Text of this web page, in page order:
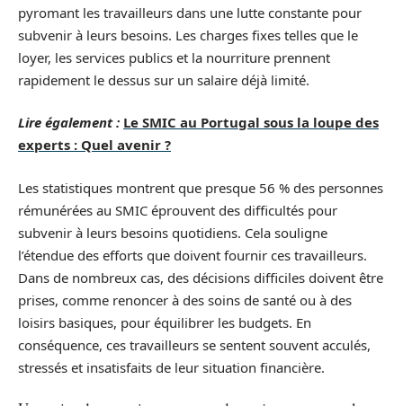
pyromant les travailleurs dans une lutte constante pour
subvenir à leurs besoins. Les charges fixes telles que le
loyer, les services publics et la nourriture prennent
rapidement le dessus sur un salaire déjà limité.
Lire également : Le SMIC au Portugal sous la loupe des
experts : Quel avenir ?
Les statistiques montrent que presque 56 % des personnes
rémunérées au SMIC éprouvent des difficultés pour
subvenir à leurs besoins quotidiens. Cela souligne
l’étendue des efforts que doivent fournir ces travailleurs.
Dans de nombreux cas, des décisions difficiles doivent être
prises, comme renoncer à des soins de santé ou à des
loisirs basiques, pour équilibrer les budgets. En
conséquence, ces travailleurs se sentent souvent acculés,
stressés et insatisfaits de leur situation financière.